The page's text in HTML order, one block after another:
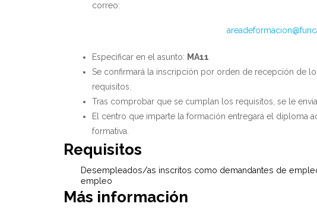
correo:
Especificar en el asunto: MA11
Se confirmará la inscripción por orden de recepción de
requisitos.
Tras comprobar que se cumplan los requisitos, se le
El centro que imparte la formación entregará el diploma
formativa.
Requisitos
Desempleados/as inscritos como demandantes de
empleo
Más información